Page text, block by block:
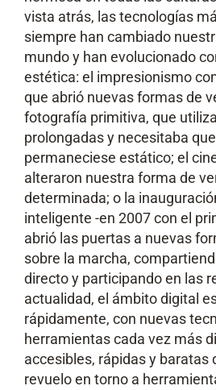
vista atrás, las tecnologías
siempre han cambiado
mundo y han evolucionado
estética: el impresionismo
que abrió nuevas formas de
fotografía primitiva, que
prolongadas y necesitaba
permaneciese estático; el
alteraron nuestra forma de
determinada; o la
inteligente -en 2007 con el
abrió las puertas a nuevas
sobre la marcha,
directo y participando en las
actualidad, el ámbito digital
rápidamente, con nuevas
herramientas cada vez más
accesibles, rápidas y baratas
revuelo en torno a